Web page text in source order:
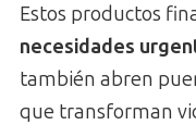
Estos productos
necesidades
también abren
que transforman